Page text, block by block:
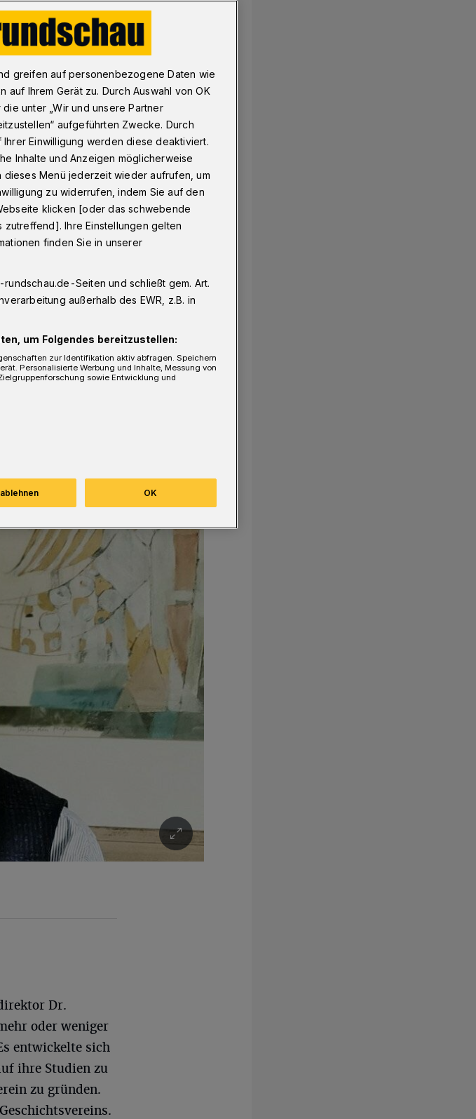
vermitteln
Uni über
Abteilung
Dr.
oder weniger
entwickelte sich
ihre Studien zu
zu gründen.
greifen auf personenbezogene Daten wie
Ihrem Gerät zu. Durch Auswahl von OK
unter „Wir und unsere Partner
aufgeführten Zwecke. Durch
Einwilligung werden diese deaktiviert.
Inhalte und Anzeigen möglicherweise
Menü jederzeit wieder aufrufen, um
zu widerrufen, indem Sie auf den
klicken [oder das schwebende
Ihre Einstellungen gelten
finden Sie in unserer
Seiten und schließt gem. Art.
außerhalb des EWR, z.B. in
um Folgendes bereitzustellen:
zur Identifikation aktiv abfragen. Speichern
Personalisierte Werbung und Inhalte, Messung von
sowie Entwicklung und
OK